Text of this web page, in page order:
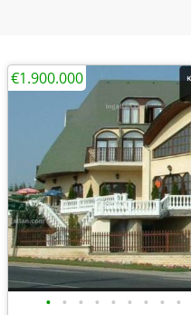
• • • • • • • • •
€1.900.000